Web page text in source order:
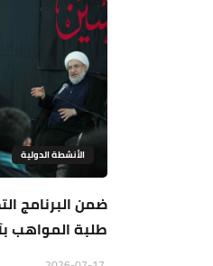
الأنشطة الدولية
ضمن البرنامج
طلبة المواهب